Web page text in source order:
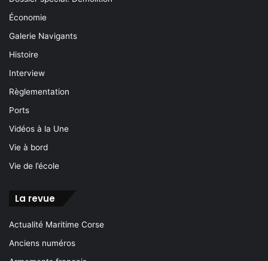
Économie
Galerie Navigants
Histoire
Interview
Règlementation
Ports
Vidéos à la Une
Vie à bord
Vie de l’école
La revue
Actualité Maritime Corse
Anciens numéros